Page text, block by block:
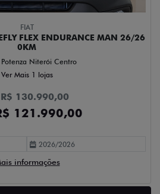
FIAT
FLEX ENDURANCE MAN 26/26
0KM
Potenza Niterói Centro
Ver Mais 1 lojas
130.990,00
121.990,00
2026/2026
informações